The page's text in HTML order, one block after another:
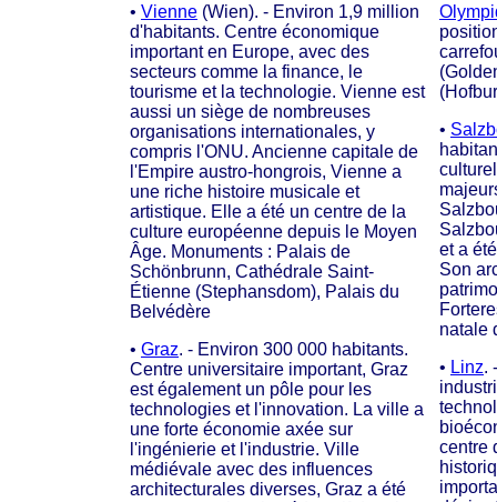
• Vienne (Wien). - Environ 1,9 million
d'habitants. Centre économique
important en Europe, avec des
secteurs comme la finance, le
tourisme et la technologie. Vienne est
aussi un siège de nombreuses
organisations internationales, y
compris l'ONU. Ancienne capitale de
l'Empire austro-hongrois, Vienne a
une riche histoire musicale et
artistique. Elle a été un centre de la
culture européenne depuis le Moyen
Âge. Monuments : Palais de
Schönbrunn, Cathédrale Saint-
Étienne (Stephansdom), Palais du
Belvédère
• Graz. - Environ 300 000 habitants.
Centre universitaire important, Graz
est également un pôle pour les
technologies et l'innovation. La ville a
une forte économie axée sur
l'ingénierie et l'industrie. Ville
médiévale avec des influences
architecturales diverses, Graz a été
•
et a
Son
natale
• Linz.
centre